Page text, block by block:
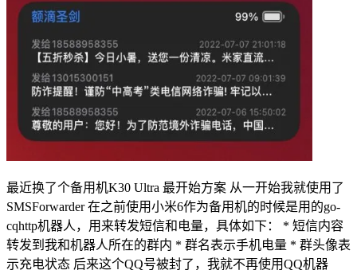
最近换了个备用机K30 Ultra 最开始方案 从一开始我就使用了
SMSForwarder 在之前使用小米6作为备用机的时候是用的go-
cqhttp机器人，用来转发短信和电量，具体如下： * 短信内容
转发到我和机器人所在的群内 * 群名表示手机电量 * 群头像表
示充电状态 后来这个QQ号被封了，我就不再使用QQ机器